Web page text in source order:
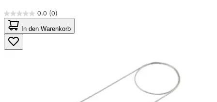
0.0 (0)
0.0
von
5
Sternen.
In den Warenkorb